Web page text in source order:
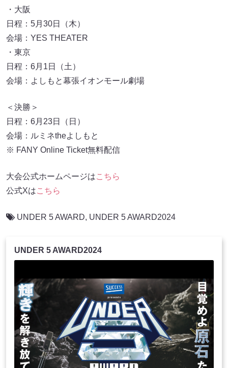
・大阪
日程：5月30日（木）
会場：YES THEATER
・東京
日程：6月1日（土）
会場：よしもと幕張イオンモール劇場
＜決勝＞
日程：6月23日（日）
会場：ルミネtheよしもと
※ FANY Online Ticket無料配信
大会公式ホームページはこちら
公式Xはこちら
UNDER 5 AWARD, UNDER 5 AWARD2024
UNDER 5 AWARD2024